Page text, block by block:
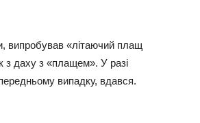
випробував «літаючий плащ
з даху з «плащем». У разі
випадку, вдався.